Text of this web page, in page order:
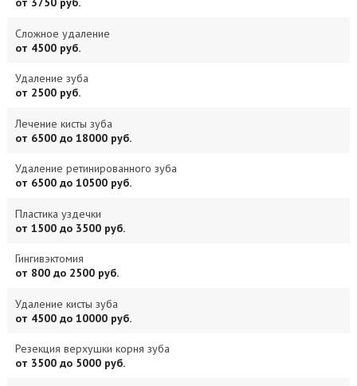
Сложное удаление
от 4500 руб.
Удаление зуба
от 2500 руб.
Лечение кисты зуба
от 6500 до 18000 руб.
Удаление ретинированного зуба
от 6500 до 10500 руб.
Пластика уздечки
от 1500 до 3500 руб.
Гингивэктомия
от 800 до 2500 руб.
Удаление кисты зуба
от 4500 до 10000 руб.
Резекция верхушки корня зуба
от 3500 до 5000 руб.